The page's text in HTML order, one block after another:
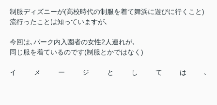
制服ディズニーが(高校時代の制服を着て舞浜に遊びに行くこと)
流行ったことは知っていますが､
今回は､パーク内入園者の女性2人連れが､
同じ服を着ているのです(制服とかではなく)
イメージとしては､